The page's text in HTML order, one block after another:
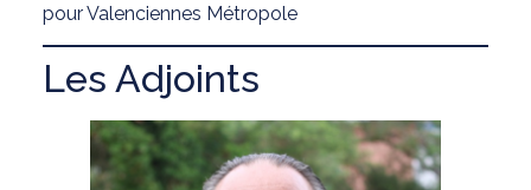
pour Valenciennes Métropole
Les Adjoints